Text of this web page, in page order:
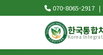
070-8065-2917 |
한국통합
Korea